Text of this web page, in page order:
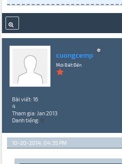
cuongcemp
Mới Biết Đến
Bài viết: 16
4
Tham gia: Jan 2013
Danh tiếng: 0
10-20-2014, 04:35 PM